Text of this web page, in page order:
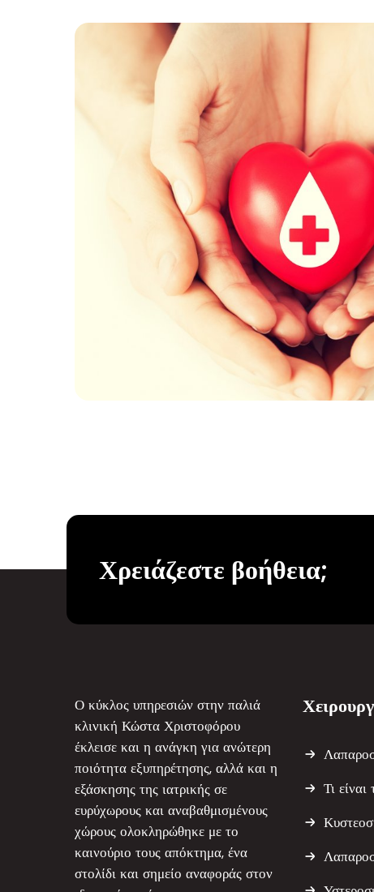
Χρειάζεστε βοήθεια;
Ο κύκλος υπηρεσιών στην παλιά
κλινική Κώστα Χριστοφόρου
έκλεισε και η ανάγκη για ανώτερη
ποιότητα εξυπηρέτησης, αλλά και η
εξάσκησης της ιατρικής σε
ευρύχωρους και αναβαθμισμένους
χώρους ολοκληρώθηκε με το
καινούριο τους απόκτημα, ένα
στολίδι και σημείο αναφοράς στον
Τι